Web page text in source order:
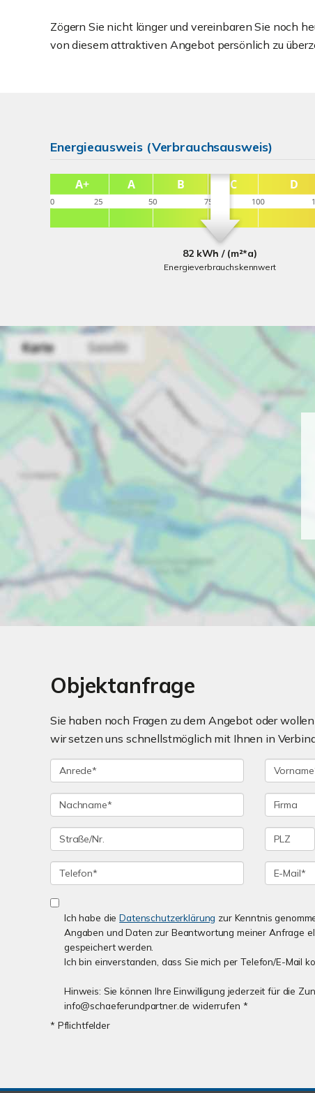
Zögern Sie nicht länger und vereinbaren Sie noch
von diesem attraktiven Angebot persönlich zu
Energieausweis (Verbrauchsausweis)
82 kWh / (m²*a)
Energieverbrauchskennwert
Objektanfrage
Sie haben noch Fragen zu dem Angebot oder
wir setzen uns schnellstmöglich mit Ihnen in
Ich habe dieDatenschutzerklärung zur Kenntnis
Angaben und Daten zur Beantwortung meiner Anfrage
gespeichert werden.
Ich bin einverstanden, dass Sie mich per Telefon/E-Mail
Hinweis: Sie können Ihre Einwilligung jederzeit für die
info@schaeferundpartner.de widerrufen *
* Pflichtfelder